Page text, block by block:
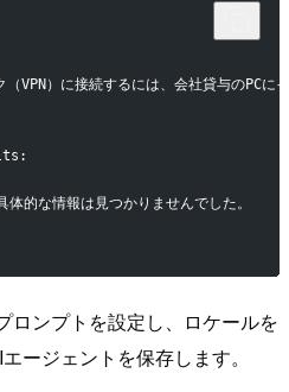
（VPN）に接続するには、会社貸与のPC
的な情報は見つかりませんでした。
ロンプトを設定し、ロケールを
ージェントを保存します。